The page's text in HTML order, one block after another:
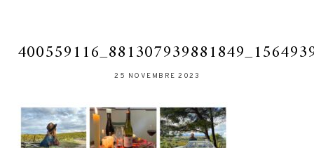
25 NOVEMBRE 2023